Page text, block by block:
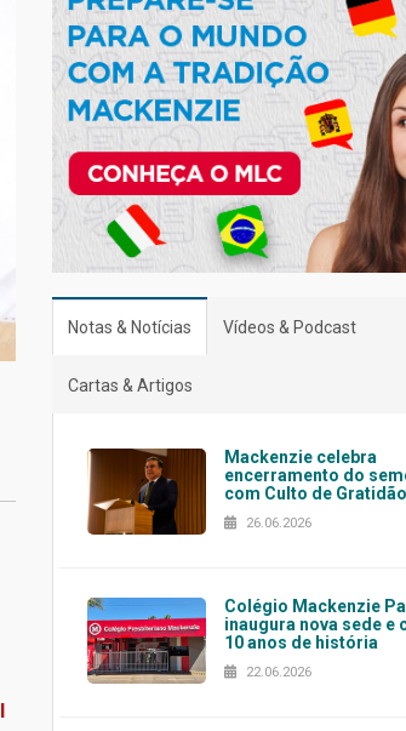
Notas & Notícias Vídeos & Podcast
Cartas & Artigos
Mackenzie celebra
encerramento do
com Culto de Gratidão
26.06.2026
Colégio Mackenzie
inaugura nova sede e
10 anos de história
22.06.2026